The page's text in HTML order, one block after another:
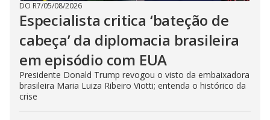
DO R7/05/08/2026
Especialista critica ‘bateção de
cabeça’ da diplomacia brasileira
em episódio com EUA
Presidente Donald Trump revogou o visto da embaixadora
brasileira Maria Luiza Ribeiro Viotti; entenda o histórico da
crise